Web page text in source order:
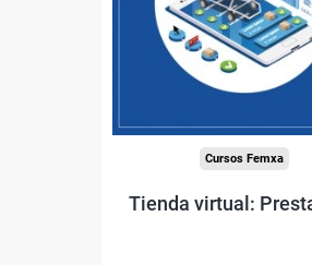
Sin requisitos de acceso
Diploma
Cursos Femxa
Tienda virtual: